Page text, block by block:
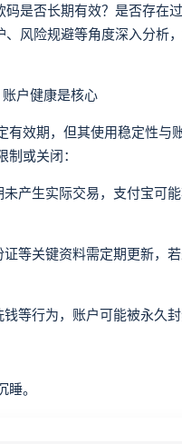
是否长期有效？是否存在
风险规避等角度深入分析
户健康是核心
效期，但其使用稳定性与
或关闭：
生实际交易，支付宝可能
关键资料需定期更新，
行为，账户可能被永久封
。